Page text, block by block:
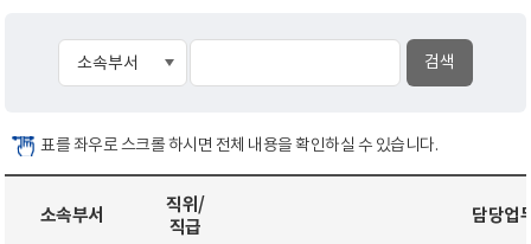
표를 좌우로 스크롤 하시면 전체 내용을 확인하실 수 있습니다.
소속부서
직위/
직급
담당업